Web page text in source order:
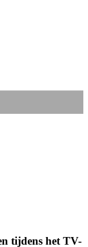
tijdens het TV-